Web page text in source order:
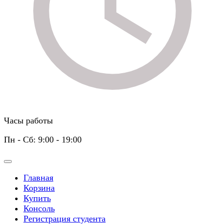
Часы работы
Пн - Сб: 9:00 - 19:00
Главная
Корзина
Купить
Консоль
Регистрация студента